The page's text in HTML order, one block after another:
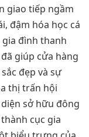
giao tiếp ngầm
đậm hóa học cá
đình thanh
giúp cửa hàng
đẹp và sự
thị trấn hội
sở hữu đông
cục gia